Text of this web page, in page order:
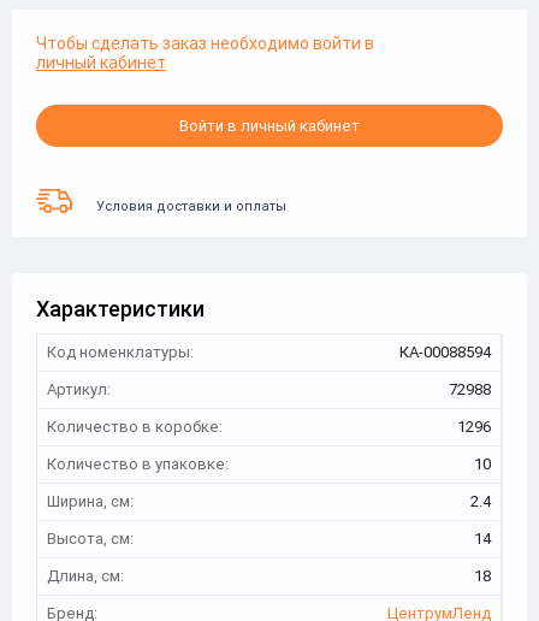
Чтобы сделать заказ необходимо войти в
личный кабинет
Войти в личный кабинет
Условия доставки и оплаты
Характеристики
Код номенклатуры:
КА-00088594
Артикул:
72988
Количество в коробке:
1296
Количество в упаковке:
10
Ширина, см:
2.4
Высота, см:
14
Длина, см:
18
Бренд:
ЦентрумЛенд